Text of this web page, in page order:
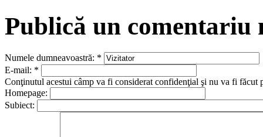
Publică un comentariu
Numele dumneavoastră: *
E-mail: *
Conţinutul acestui câmp va fi considerat confidenţial şi nu va fi făcut
Homepage:
Subiect: